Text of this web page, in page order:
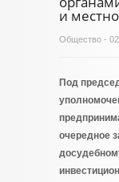
и
Общество -
Под
очередное